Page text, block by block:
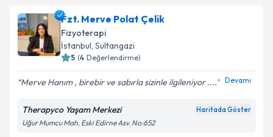
Fzt. Merve Polat Çelik
Fizyoterapi
İstanbul, Sultangazi
5 (4 Değerlendirme)
Merve Hanım , birebir ve sabırla sizinle ilgileniyor .... Devamı
Therapyco Yaşam Merkezi Haritada Göster
Uğur Mumcu Mah. Eski Edirne Asv. No:652